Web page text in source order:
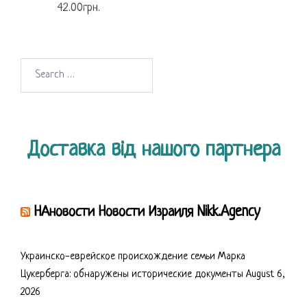
42.00грн.
Доставка від нашого партнера
НАновости Новости Израиля Nikk.Agency
Украинско-еврейское происхождение семьи Марка
Цукерберга: обнаружены исторические документы August 6,
2026